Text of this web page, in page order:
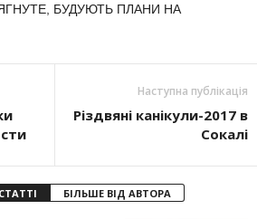
БУДУЮТЬ ПЛАНИ НА
Наступна публікація
Різдвяні канікули-2017 в
Сокалі
БІЛЬШЕ ВІД АВТОРА